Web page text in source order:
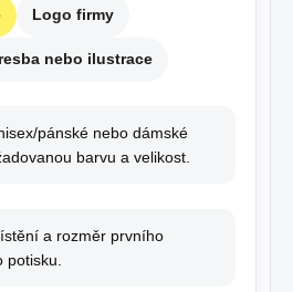
Logo firmy
nebo ilustrace
pánské nebo dámské
barvu a velikost.
a rozměr prvního
potisku.